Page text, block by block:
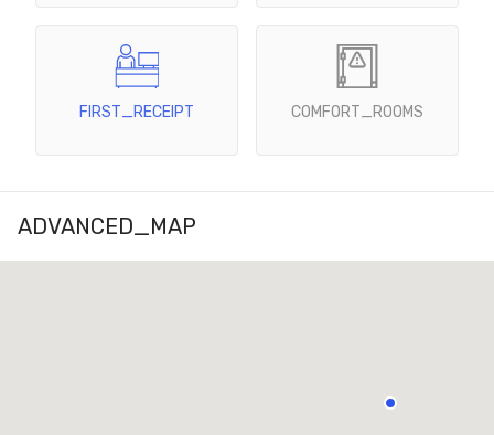
FIRST_RECEIPT COMFORT_ROOMS
ADVANCED_MAP